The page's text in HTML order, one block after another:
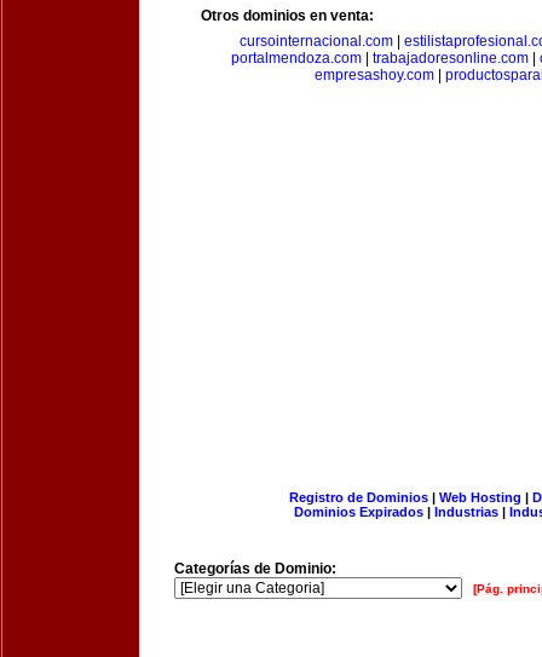
Otros dominios en venta:
cursointernacional.com|
portalmendoza.com| trabajadoresonline.com|
empresashoy.com|
Registro de Dominios| Web Hosting |
Dominios Expirados | Industrias |
Categorías de Dominio:
[Pág.